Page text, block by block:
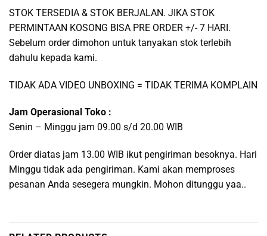
STOK TERSEDIA & STOK BERJALAN. JIKA STOK
PERMINTAAN KOSONG BISA PRE ORDER +/- 7 HARI.
Sebelum order dimohon untuk tanyakan stok terlebih
dahulu kepada kami.
TIDAK ADA VIDEO UNBOXING = TIDAK TERIMA KOMPLAIN
Jam Operasional Toko :
Senin – Minggu jam 09.00 s/d 20.00 WIB
Order diatas jam 13.00 WIB ikut pengiriman besoknya. Hari
Minggu tidak ada pengiriman. Kami akan memproses
pesanan Anda sesegera mungkin. Mohon ditunggu yaa..